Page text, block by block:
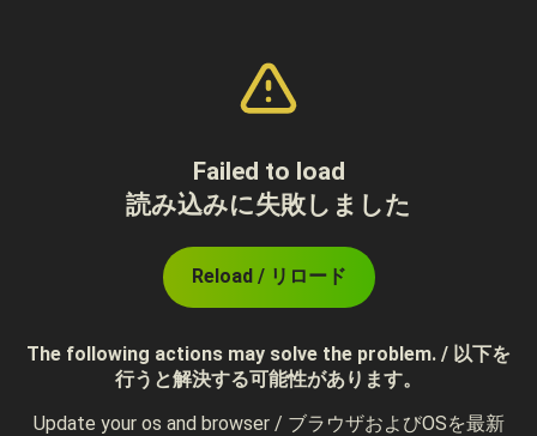
Failed to load
読み込みに失敗しました
Reload / リロード
The following actions may solve the problem. / 以下を
行うと解決する可能性があります。
Update your os and browser / ブラウザおよびOSを最新